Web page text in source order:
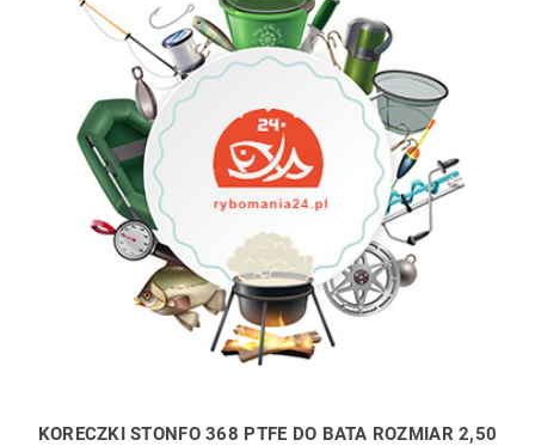
KORECZKI STONFO 368 PTFE DO BATA ROZMIAR 2,50